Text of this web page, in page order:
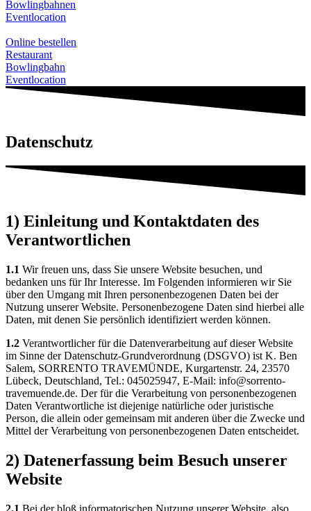
Bowlingbahnen
Eventlocation
Online bestellen
Restaurant
Bowlingbahn
Eventlocation
Datenschutz
1) Einleitung und Kontaktdaten des
Verantwortlichen
1.1 Wir freuen uns, dass Sie unsere Website besuchen, und
bedanken uns für Ihr Interesse. Im Folgenden informieren wir Sie
über den Umgang mit Ihren personenbezogenen Daten bei der
Nutzung unserer Website. Personenbezogene Daten sind hierbei alle
Daten, mit denen Sie persönlich identifiziert werden können.
1.2 Verantwortlicher für die Datenverarbeitung auf dieser Website
im Sinne der Datenschutz-Grundverordnung (DSGVO) ist K. Ben
Salem, SORRENTO TRAVEMÜNDE, Kurgartenstr. 24, 23570
Lübeck, Deutschland, Tel.: 045025947, E-Mail: info@sorrento-
travemuende.de. Der für die Verarbeitung von personenbezogenen
Daten Verantwortliche ist diejenige natürliche oder juristische
Person, die allein oder gemeinsam mit anderen über die Zwecke und
Mittel der Verarbeitung von personenbezogenen Daten entscheidet.
2) Datenerfassung beim Besuch unserer
Website
2.1 Bei der bloß informatorischen Nutzung unserer Website, also